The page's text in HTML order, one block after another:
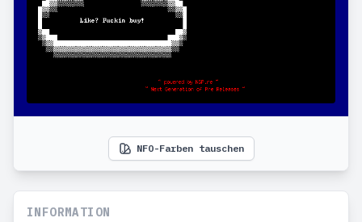
NFO-Farben tauschen
INFORMATION